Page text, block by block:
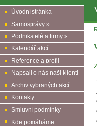
Úvodní stránka
Samosprávy »
Podnikatelé a firmy »
Kalendář akcí
Reference a profil
Napsali o nás naši klienti
Archiv vybraných akcí
Kontakty
Smluvní podmínky
Kde pomáháme